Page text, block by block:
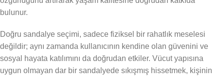
bulunur.
Doğru sandalye seçimi, sadece fiziksel bir rahatlık meselesi
değildir; aynı zamanda kullanıcının kendine olan güvenini ve
sosyal hayata katılımını da doğrudan etkiler. Vücut yapısına
uygun olmayan dar bir sandalyede sıkışmış hissetmek, kişinin